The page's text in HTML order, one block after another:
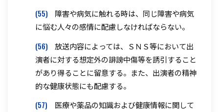
(55)
障害や病気に触れる時は、同じ障害や病気
に悩む人々の感情に配慮しなければならない。
(56)
放送内容によっては、ＳＮＳ等において出
演者に対する想定外の誹謗中傷等を誘引すること
があり得ることに留意する。また、出演者の精神
的な健康状態にも配慮する。
(57)
医療や薬品の知識および健康情報に関して